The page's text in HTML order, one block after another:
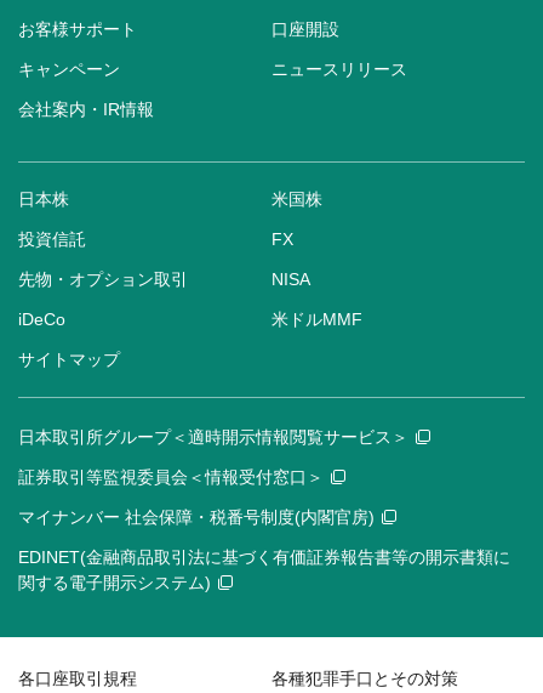
お客様サポート 口座開設
キャンペーン ニュースリリース
会社案内・IR情報
日本株 米国株
投資信託 FX
先物・オプション取引 NISA
iDeCo 米ドルMMF
サイトマップ
日本取引所グループ＜適時開示情報閲覧サービス＞
証券取引等監視委員会＜情報受付窓口＞
マイナンバー 社会保障・税番号制度(内閣官房)
EDINET(金融商品取引法に基づく有価証券報告書等の開示書類に
関する電子開示システム)
各口座取引規程 各種犯罪手口とその対策